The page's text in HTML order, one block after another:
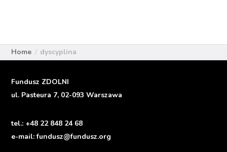
Home dyscyplina
Fundusz ZDOLNI
ul. Pasteura 7, 02-093 Warszawa
tel.: +48 22 848 24 68
e-mail:fundusz@fundusz.org